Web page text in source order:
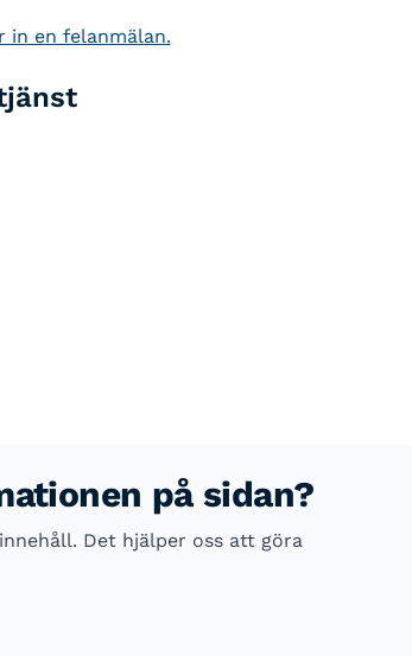
en felanmälan.
på sidan?
Det hjälper oss att göra